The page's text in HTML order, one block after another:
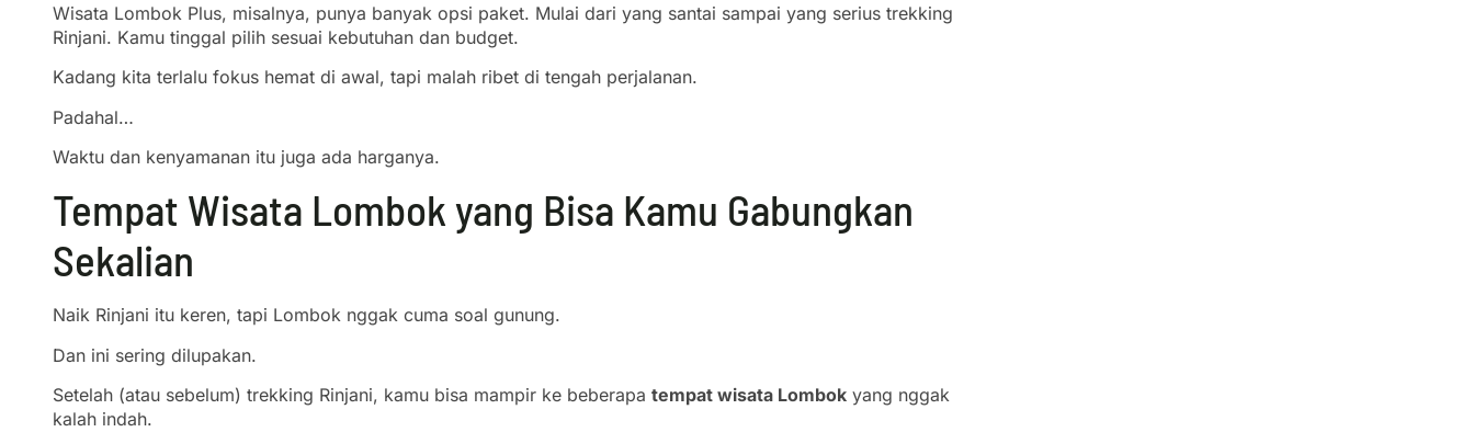
Wisata Lombok Plus, misalnya, punya banyak opsi paket. Mulai dari yang santai sampai yang serius trekking
Rinjani. Kamu tinggal pilih sesuai kebutuhan dan budget.
Kadang kita terlalu fokus hemat di awal, tapi malah ribet di tengah perjalanan.
Padahal…
Waktu dan kenyamanan itu juga ada harganya.
Tempat Wisata Lombok yang Bisa Kamu Gabungkan
Sekalian
Naik Rinjani itu keren, tapi Lombok nggak cuma soal gunung.
Dan ini sering dilupakan.
Setelah (atau sebelum) trekking Rinjani, kamu bisa mampir ke beberapa tempat wisata Lombok yang nggak
kalah indah.